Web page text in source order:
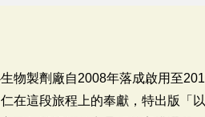
物製劑廠自2008年落成啟用至
在這段旅程上的奉獻，特出版「